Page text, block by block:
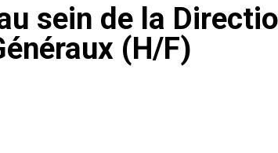
sein de la
(H/F)